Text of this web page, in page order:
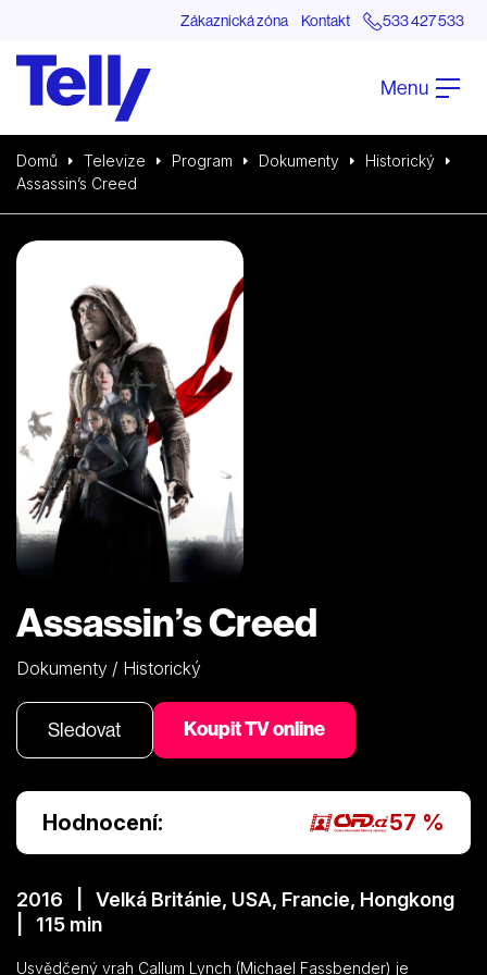
Zákaznická zóna Kontakt 533 427 533
Menu
Domů Televize Program Dokumenty
Historický
Assassin’s Creed
Assassin’s Creed
Dokumenty / Historický
Sledovat Koupit TV online
Hodnocení: 57 %
2016 | Velká Británie, USA, Francie, Hongkong
| 115 min
Usvědčený vrah Callum Lynch (Michael Fassbender) je